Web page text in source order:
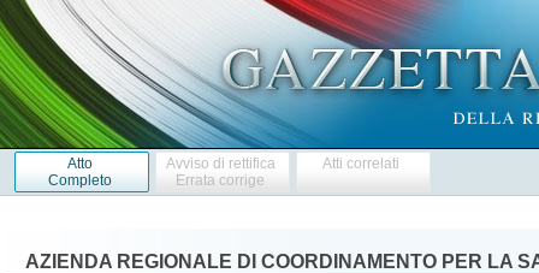
Atto
Completo
Avviso di rettifica
Errata corrige
Atti correlati
AZIENDA REGIONALE DI COORDINAMENTO PER LA